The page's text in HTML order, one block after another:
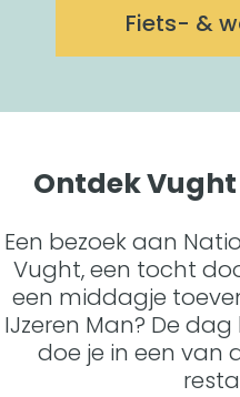
Fiets- &
Ontdek
Een bezoek aan
Vught, een tocht
een middagje
IJzeren Man? De
doe je in een van